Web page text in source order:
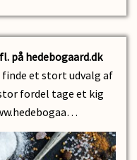
på hedebogaard.dk
finde et stort udvalg af
fordel tage et kig